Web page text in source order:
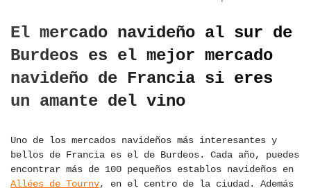
El mercado navideño al sur de
Burdeos es el mejor mercado
navideño de Francia si eres
un amante del vino
Uno de los mercados navideños más interesantes y
bellos de Francia es el de Burdeos. Cada año, puedes
encontrar más de 100 pequeños establos navideños en
Allées de Tourny, en el centro de la ciudad. Además